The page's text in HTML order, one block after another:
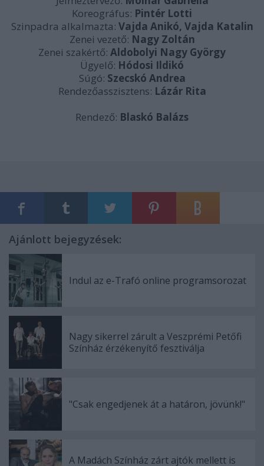
Koreográfus: Pintér Lotti
Szinpadra alkalmazta: Vajda Anikó, Vajda Katalin
Zenei vezető: Nagy Zoltán
Zenei szakértő: Aldobolyi Nagy György
Ügyelő: Hódosi Ildikó
Súgó: Szecskó Andrea
Rendezőasszisztens: Lázár Rita
Rendező: Blaskó Balázs
Ajánlott bejegyzések:
Indul az e-Trafó online programsorozat
Nagy sikerrel zárult a Veszprémi Petőfi
Színház érzékenyítő fesztiválja
"Csak engedjenek át a határon, jövünk!"
A Madách Színház zárt ajtók mellett is